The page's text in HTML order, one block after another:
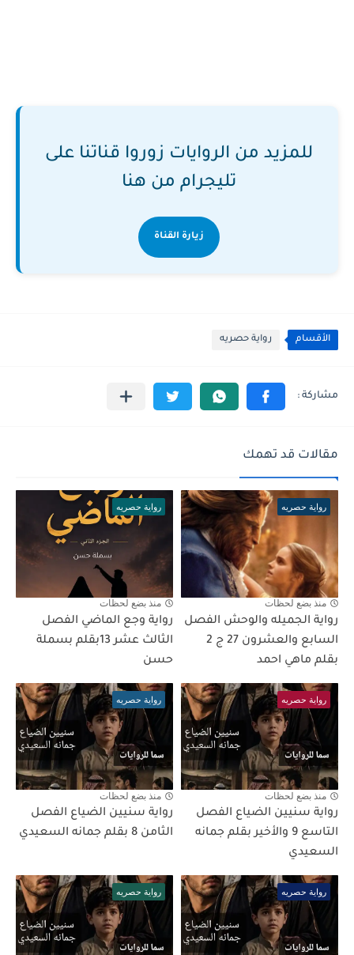
للمزيد من الروايات زوروا قناتنا على
تليجرام من هنا
زيارة القناة
الأقسام رواية حصريه
مقالات قد تهمك
رواية حصريه
منذ بضع لحظات
رواية الجميله والوحش الفصل
السابع والعشرون 27 ج 2
بقلم ماهي احمد
رواية حصريه
منذ بضع لحظات
رواية وجع الماضي الفصل
الثالث عشر 13بقلم بسملة
حسن
رواية حصريه
منذ بضع لحظات
رواية سنيين الضياع الفصل
التاسع 9 والأخير بقلم جمانه
السعيدي
رواية حصريه
منذ بضع لحظات
رواية سنيين الضياع الفصل
الثامن 8 بقلم جمانه السعيدي
رواية حصريه رواية حصريه